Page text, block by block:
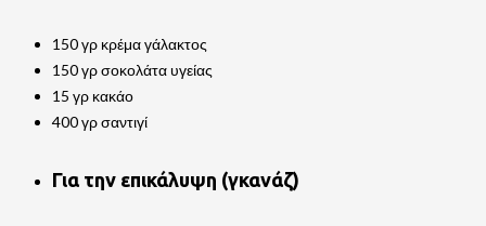
150 γρ κρέμα γάλακτος
150 γρ σοκολάτα υγείας
15 γρ κακάο
400 γρ σαντιγί
Για την επικάλυψη (γκανάζ)